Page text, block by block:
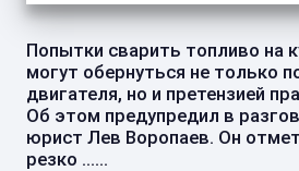
Попытки сварить топливо на
могут обернуться не только
двигателя, но и претензией
Об этом предупредил в
юрист Лев Воропаев. Он
резко ......